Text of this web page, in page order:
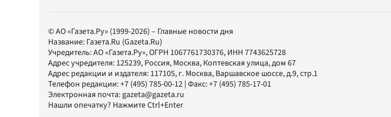
© АО «Газета.Ру» (1999-2026) – Главные новости дня
Название: Газета.Ru (Gazeta.Ru)
Учредитель:АО «Газета.Ру», ОГРН 1067761730376, ИНН 7743625728
Адрес учредителя: 125239, Россия, Москва, Коптевская улица, дом 67
Адрес редакции и издателя: 117105, г. Москва, Варшавское шоссе, д.9, стр.1
Телефон редакции:+7 (495) 785-00-12 | Факс:+7 (495) 785-17-01
Электронная почта:gazeta@gazeta.ru
Нашли опечатку? Нажмите Ctrl+Enter